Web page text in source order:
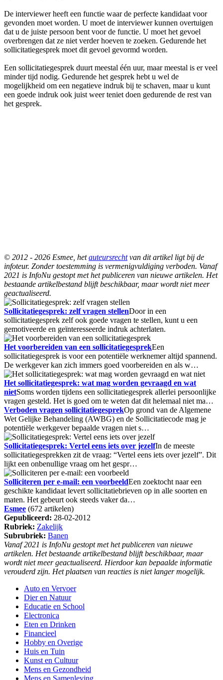
De interviewer heeft een functie waar de perfecte kandidaat voor
gevonden moet worden. U moet de interviewer kunnen overtuigen
dat u de juiste persoon bent voor de functie. U moet het gevoel
overbrengen dat ze niet verder hoeven te zoeken. Gedurende het
sollicitatiegesprek moet dit gevoel gevormd worden.
Een sollicitatiegesprek duurt meestal één uur, maar meestal is er veel
minder tijd nodig. Gedurende het gesprek hebt u wel de
mogelijkheid om een negatieve indruk bij te schaven, maar u kunt
een goede indruk ook juist weer teniet doen gedurende de rest van
het gesprek.
© 2012 - 2026 Esmee, hetauteursrechtvan dit artikel ligt bij de
infoteur. Zonder toestemming is vermenigvuldiging verboden. Vanaf
2021 is InfoNu gestopt met het publiceren van nieuwe artikelen. Het
bestaande artikelbestand blijft beschikbaar, maar wordt niet meer
geactualiseerd.
Sollicitatiegesprek: zelf vragen stellenDoor in een
sollicitatiegesprek zelf ook goede vragen te stellen, kunt u een
gemotiveerde en geïnteresseerde indruk achterlaten.
Het voorbereiden van een sollicitatiegesprekEen
sollicitatiegesprek is voor een potentiële werknemer altijd spannend.
De werkgever kan zich immers goed voorbereiden en als w…
Het sollicitatiegesprek: wat mag worden gevraagd en wat
nietSoms worden tijdens een sollicitatiegesprek allerlei persoonlijke
vragen gesteld. Het is goed om te weten dat dit helemaal niet ma…
Verboden vragen sollicitatiegesprekOp grond van de Algemene
Wet Gelijke Behandeling (AWBG) en de Sollicitatiecode mag je
potentiële werkgever bepaalde vragen niet s…
Sollicitatiegesprek: Vertel eens iets over jezelfIn de meeste
sollicitatiegesprekken zit de vraag: “Vertel eens iets over jezelf”. Dit
lijkt een onbenullige vraag om het gespr…
Solliciteren per e-mail: een voorbeeldEen zoektocht naar een
geschikte kandidaat levert sollicitatiebrieven op in alle soorten en
maten. Het gebeurt ook steeds vaker da…
Esmee (672 artikelen)
Gepubliceerd: 28-02-2012
Rubriek: Zakelijk
Subrubriek: Banen
Vanaf 2021 is InfoNu gestopt met het publiceren van nieuwe
artikelen. Het bestaande artikelbestand blijft beschikbaar, maar
wordt niet meer geactualiseerd. Hierdoor kan bepaalde informatie
verouderd zijn. Het plaatsen van reacties is niet langer mogelijk.
Auto en Vervoer
Dier en Natuur
Educatie en School
Electronica
Eten en Drinken
Financieel
Hobby en Overige
Huis en Tuin
Kunst en Cultuur
Mens en Gezondheid
Mens en Samenleving